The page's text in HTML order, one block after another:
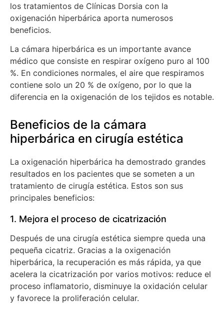
los tratamientos de Clínicas Dorsia con la
oxigenación hiperbárica aporta numerosos
beneficios.
La cámara hiperbárica es un importante avance
médico que consiste en respirar oxígeno puro al 100
%. En condiciones normales, el aire que respiramos
contiene solo un 20 % de oxígeno, por lo que la
diferencia en la oxigenación de los tejidos es notable.
Beneficios de la cámara
hiperbárica en cirugía estética
La oxigenación hiperbárica ha demostrado grandes
resultados en los pacientes que se someten a un
tratamiento de cirugía estética. Estos son sus
principales beneficios:
1. Mejora el proceso de cicatrización
Después de una cirugía estética siempre queda una
pequeña cicatriz. Gracias a la oxigenación
hiperbárica, la recuperación es más rápida, ya que
acelera la cicatrización por varios motivos: reduce el
proceso inflamatorio, disminuye la oxidación celular
y favorece la proliferación celular.